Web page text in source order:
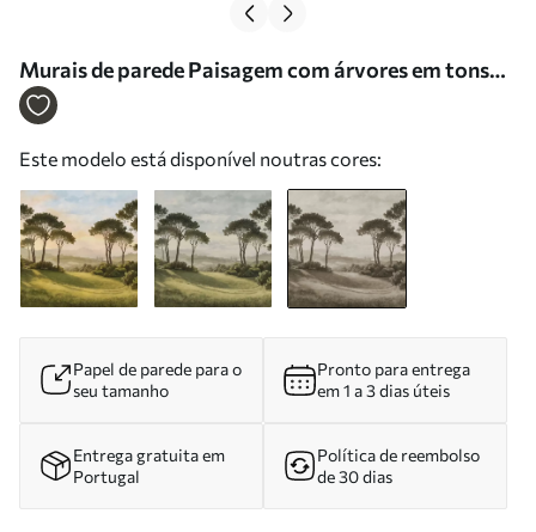
Murais de parede Paisagem com árvores em tons
sépia vintage Nr. w05122v2
Este modelo está disponível noutras cores:
Papel de parede para o
seu tamanho
Pronto para entrega
em 1 a 3 dias úteis
Entrega gratuita em
Portugal
Política de reembolso
de 30 dias